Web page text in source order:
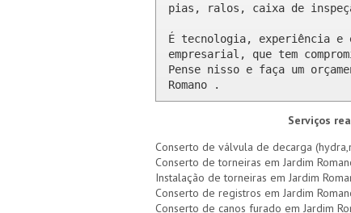
pias, ralos, caixa de
É tecnologia, experiência e
empresarial, que tem
Pense nisso e faça um
Romano .
Serviços
Conserto de válvula de decarga
Conserto de torneiras em Jardim
Instalação de torneiras em Jardim
Conserto de registros em Jardim
Conserto de canos furado em Jardim